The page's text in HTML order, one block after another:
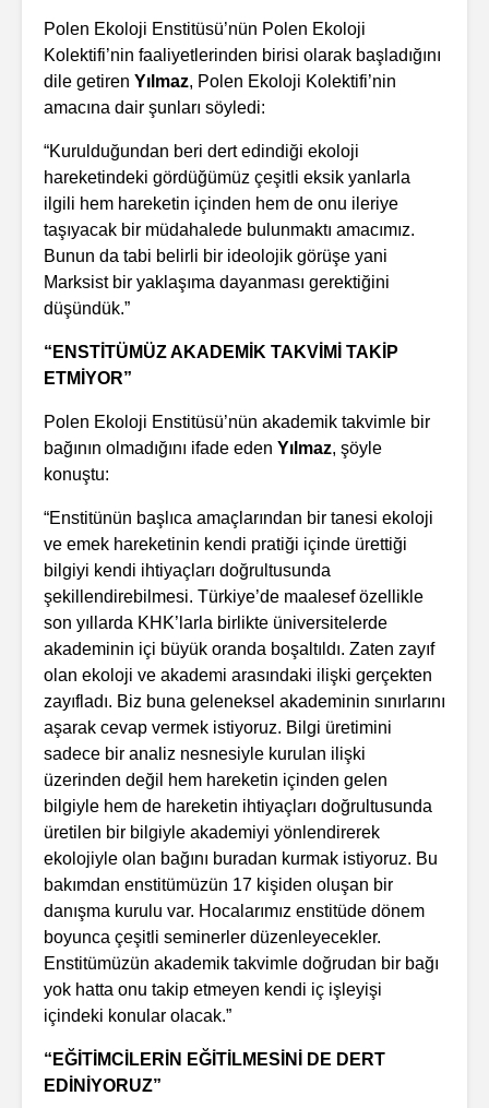
Polen Ekoloji Enstitüsü’nün Polen Ekoloji
Kolektifi’nin faaliyetlerinden birisi olarak başladığını
dile getiren Yılmaz, Polen Ekoloji Kolektifi’nin
amacına dair şunları söyledi:
“Kurulduğundan beri dert edindiği ekoloji
hareketindeki gördüğümüz çeşitli eksik yanlarla
ilgili hem hareketin içinden hem de onu ileriye
taşıyacak bir müdahalede bulunmaktı amacımız.
Bunun da tabi belirli bir ideolojik görüşe yani
Marksist bir yaklaşıma dayanması gerektiğini
düşündük.”
“ENSTİTÜMÜZ AKADEMİK TAKVİMİ TAKİP
ETMİYOR”
Polen Ekoloji Enstitüsü’nün akademik takvimle bir
bağının olmadığını ifade eden Yılmaz, şöyle
konuştu:
“Enstitünün başlıca amaçlarından bir tanesi ekoloji
ve emek hareketinin kendi pratiği içinde ürettiği
bilgiyi kendi ihtiyaçları doğrultusunda
şekillendirebilmesi. Türkiye’de maalesef özellikle
son yıllarda KHK’larla birlikte üniversitelerde
akademinin içi büyük oranda boşaltıldı. Zaten zayıf
olan ekoloji ve akademi arasındaki ilişki gerçekten
zayıfladı. Biz buna geleneksel akademinin sınırlarını
aşarak cevap vermek istiyoruz. Bilgi üretimini
sadece bir analiz nesnesiyle kurulan ilişki
üzerinden değil hem hareketin içinden gelen
bilgiyle hem de hareketin ihtiyaçları doğrultusunda
üretilen bir bilgiyle akademiyi yönlendirerek
ekolojiyle olan bağını buradan kurmak istiyoruz. Bu
bakımdan enstitümüzün 17 kişiden oluşan bir
danışma kurulu var. Hocalarımız enstitüde dönem
boyunca çeşitli seminerler düzenleyecekler.
Enstitümüzün akademik takvimle doğrudan bir bağı
yok hatta onu takip etmeyen kendi iç işleyişi
içindeki konular olacak.”
“EĞİTİMCİLERİN EĞİTİLMESİNİ DE DERT
EDİNİYORUZ”